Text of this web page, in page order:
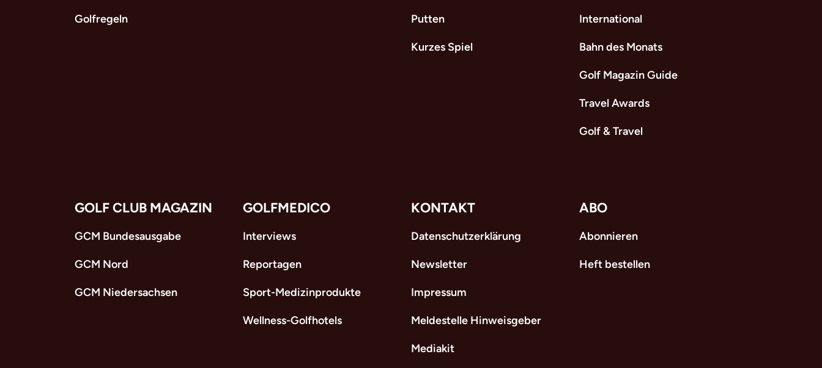
Golfregeln Putten
Kurzes Spiel
International
Bahn des Monats
Golf Magazin Guide
Travel Awards
Golf & Travel
GOLF CLUB MAGAZIN
GCM Bundesausgabe
GCM Nord
GCM Niedersachsen
GOLFMEDICO
Interviews
Reportagen
Sport-Medizinprodukte
Wellness-Golfhotels
KONTAKT
Datenschutzerklärung
Newsletter
Impressum
Meldestelle Hinweisgeber
Mediakit
ABO
Abonnieren
Heft bestellen